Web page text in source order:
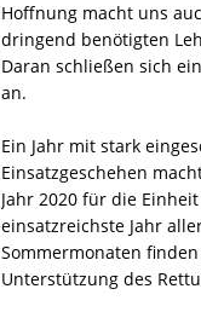
Hoffnung macht uns
dringend benötigten
Daran schließen sich
an.
Ein Jahr mit stark
Einsatzgeschehen
Jahr 2020 für die
einsatzreichste Jahr
Sommermonaten
Unterstützung des